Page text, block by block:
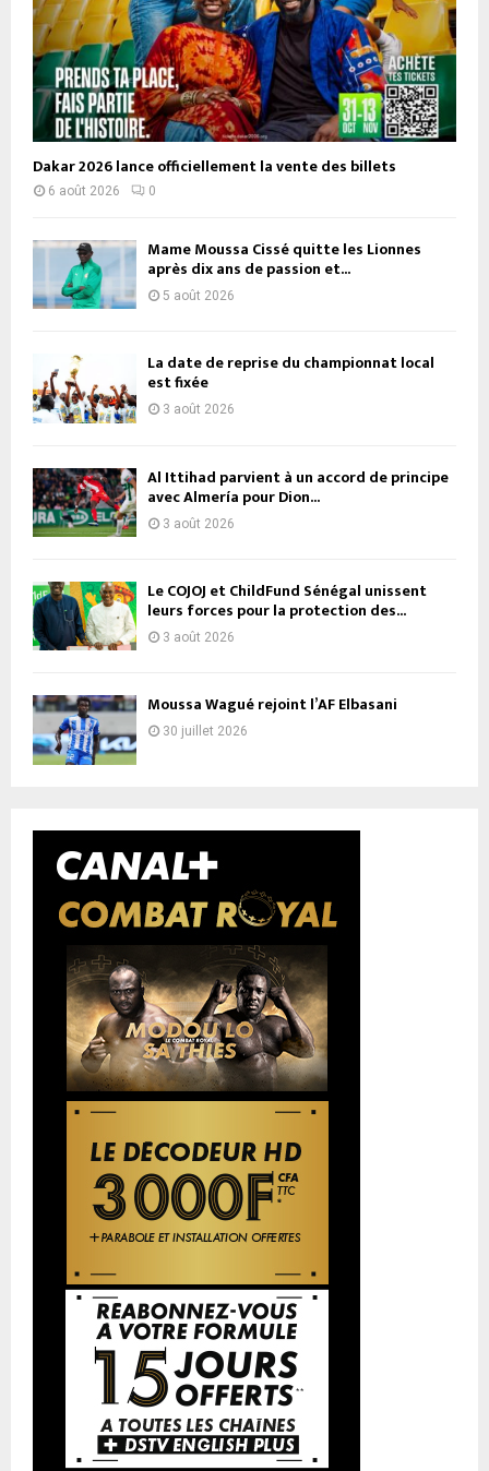
Dakar 2026 lance officiellement la vente des billets
6 août 2026 0
Mame Moussa Cissé quitte les Lionnes
après dix ans de passion et...
5 août 2026
La date de reprise du championnat local
est fixée
3 août 2026
Al Ittihad parvient à un accord de principe
avec Almería pour Dion...
3 août 2026
Le COJOJ et ChildFund Sénégal unissent
leurs forces pour la protection des...
3 août 2026
Moussa Wagué rejoint l’AF Elbasani
30 juillet 2026